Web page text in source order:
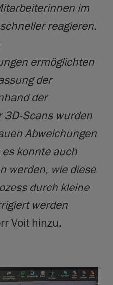
im
reagieren.
ermöglichten
der
der
3D-Scans wurden
Abweichungen
konnte auch
werden, wie diese
durch kleine
werden
Voit hinzu.